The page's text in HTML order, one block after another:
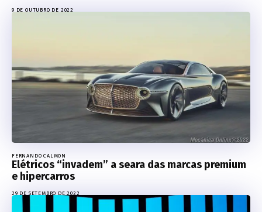
9 DE OUTUBRO DE 2022
FERNANDO CALMON
Elétricos “invadem” a seara das marcas premium
e hipercarros
29 DE SETEMBRO DE 2022